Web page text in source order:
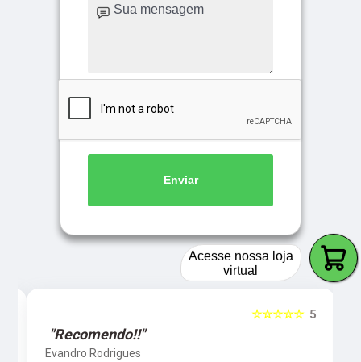
Enviar
5
☆☆☆☆☆
"Recomendo!!"
Evandro Rodrigues
Acesse nossa loja
virtual